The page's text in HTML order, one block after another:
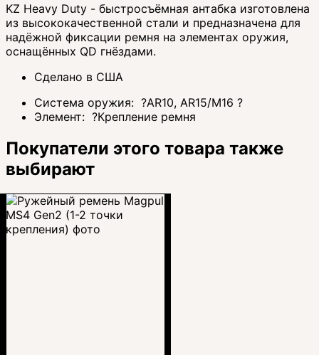
KZ Heavy Duty - быстросъёмная антабка изготовлена
из высококачественной стали и предназначена для
надёжной фиксации ремня на элементах оружия,
оснащённых QD гнёздами.
Сделано в США
Система оружия: ?AR10, AR15/M16 ?
Элемент: ?Крепление ремня
Покупатели этого товара также
выбирают